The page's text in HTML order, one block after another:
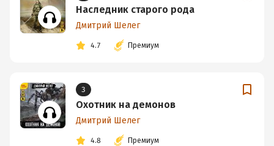
Наследник старого рода
Дмитрий Шелег
4.7 Премиум
3
Охотник на демонов
Дмитрий Шелег
4.8 Премиум